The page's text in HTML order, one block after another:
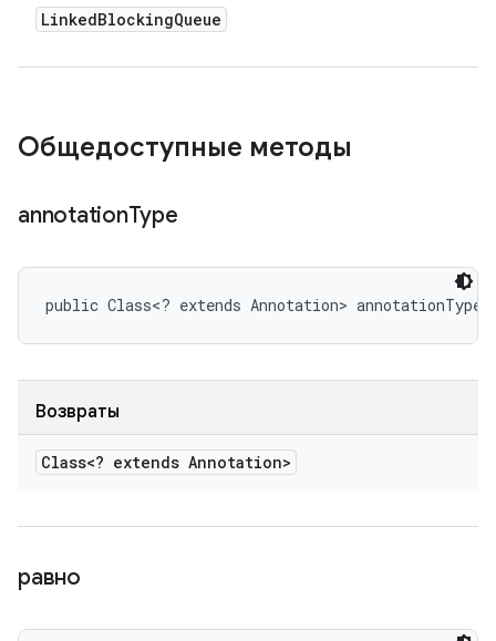
LinkedBlockingQueue
Общедоступные методы
annotationType
public Class<? extends Annotation>
Возвраты
Class<? extends Annotation>
равно